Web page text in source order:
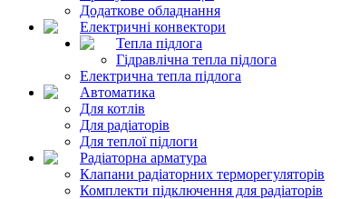
Додаткове обладнання
Електричні конвектори
Тепла підлога
Гідравлічна тепла підлога
Електрична тепла підлога
Автоматика
Для котлів
Для радіаторів
Для теплої підлоги
Радіаторна арматура
Клапани радіаторних терморегуляторів
Комплекти підключення для радіаторів